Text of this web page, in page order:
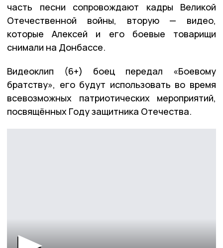
часть песни сопровождают кадры Великой
Отечественной войны, вторую — видео,
которые Алексей и его боевые товарищи
снимали на Донбассе.
Видеоклип (6+) боец передал «Боевому
братству», его будут использовать во время
всевозможных патриотических мероприятий,
посвящённых Году защитника Отечества.